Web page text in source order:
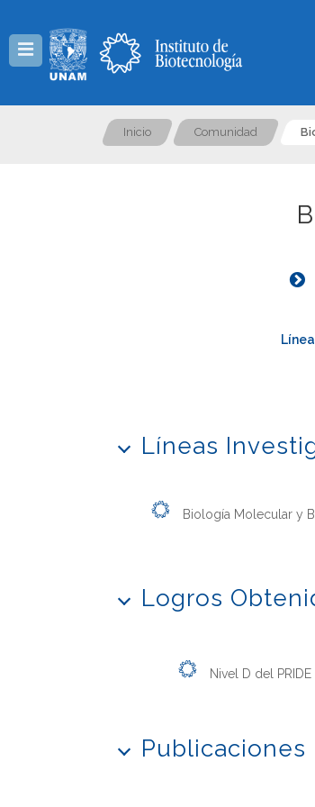
Inicio Comunidad
Líneas
Biología Molecular y
Logros
Nivel D del PRIDE
Publicaciones